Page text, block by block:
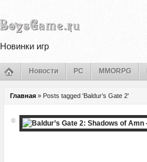
Новинки игр
Новости PC MMORPG
Главная » Posts tagged 'Baldur’s Gate 2'